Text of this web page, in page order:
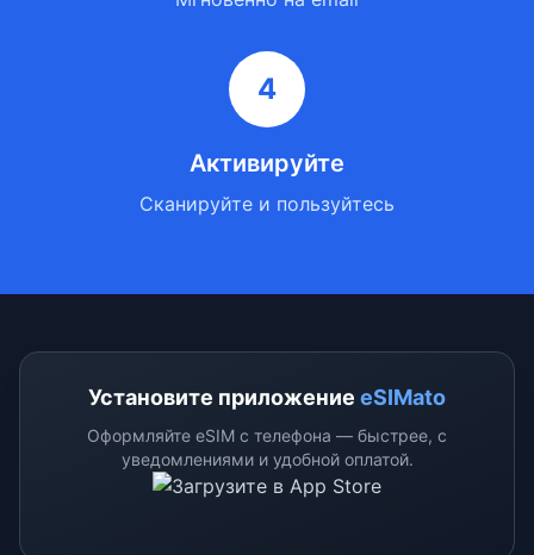
4
Активируйте
Сканируйте и пользуйтесь
Установите приложение eSIMato
Оформляйте eSIM с телефона — быстрее, с
уведомлениями и удобной оплатой.